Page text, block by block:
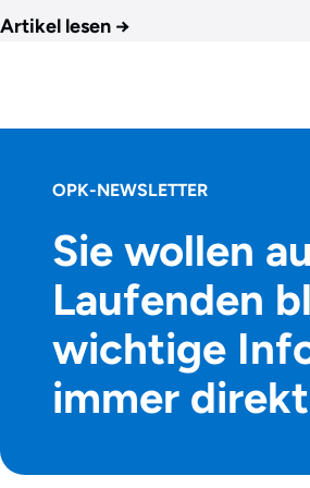
Artikel lesen →
OPK-NEWSLETTER
Sie wollen
Laufenden
wichtige
immer